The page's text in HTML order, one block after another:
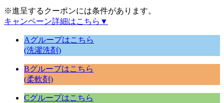
※進呈するクーポンには条件があります。
キャンペーン詳細はこちら ▼
Aグループはこちら
(洗濯洗剤)
Bグループはこちら
(柔軟剤)
Cグループはこちら